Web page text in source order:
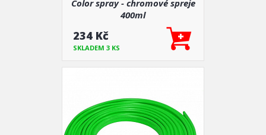
Color spray - chromové spreje
400ml
234 Kč
SKLADEM 3 KS